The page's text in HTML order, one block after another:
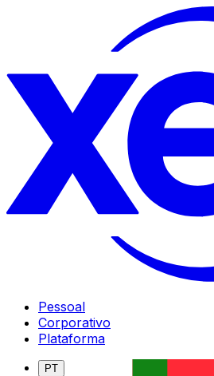
Pessoal
Corporativo
Plataforma
PT